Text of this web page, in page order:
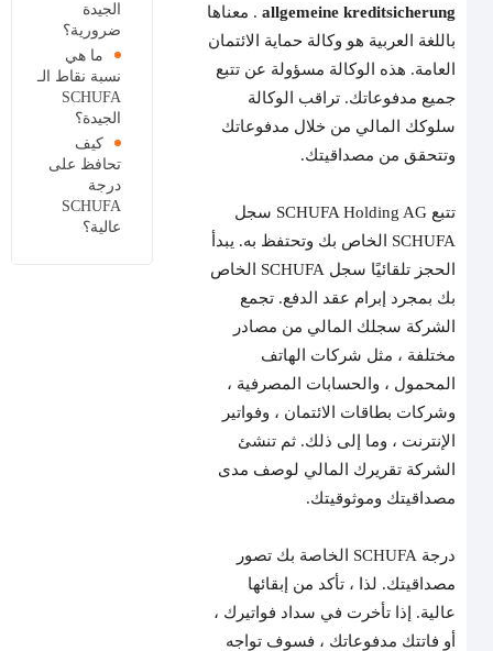
الجيدة
ضرورية؟
ما هي
نسبة نقاط الـ
SCHUFA
الجيدة؟
كيف
تحافظ على
درجة
SCHUFA
عالية؟
allgemeine kreditsicherung . معناها
باللغة العربية هو وكالة حماية الائتمان
العامة. هذه الوكالة مسؤولة عن تتبع
جميع مدفوعاتك. تراقب الوكالة
سلوكك المالي من خلال مدفوعاتك
وتتحقق من مصداقيتك.
تتبع SCHUFA Holding AG سجل
SCHUFA الخاص بك وتحتفظ به. يبدأ
الحجز تلقائيًا سجل SCHUFA الخاص
بك بمجرد إبرام عقد الدفع. تجمع
الشركة سجلك المالي من مصادر
مختلفة ، مثل شركات الهاتف
المحمول ، والحسابات المصرفية ،
وشركات بطاقات الائتمان ، وفواتير
الإنترنت ، وما إلى ذلك. ثم تنشئ
الشركة تقريرك المالي لوصف مدى
مصداقيتك وموثوقيتك.
درجة SCHUFA الخاصة بك تصور
مصداقيتك. لذا ، تأكد من إبقائها
عالية. إذا تأخرت في سداد فواتيرك ،
أو فاتتك مدفوعاتك ، فسوف تواجه